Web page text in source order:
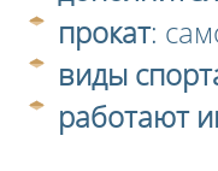
прокат:
виды
работают